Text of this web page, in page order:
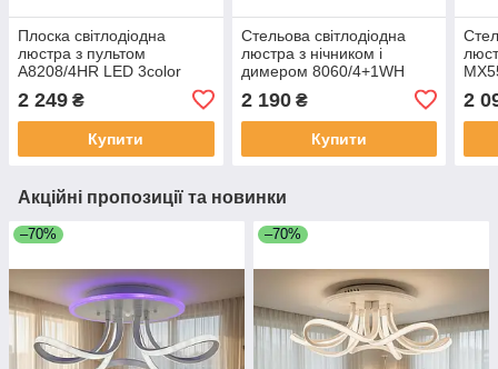
Плоска світлодіодна
люстра з пультом
A8208/4HR LED 3color
2 249 ₴
Купити
Стельова світлодіодна
люстра з нічником і
димером 8060/4+1WH
2 190₴
Купити
2
Акційні пропозиції та новинки
–70% –70%